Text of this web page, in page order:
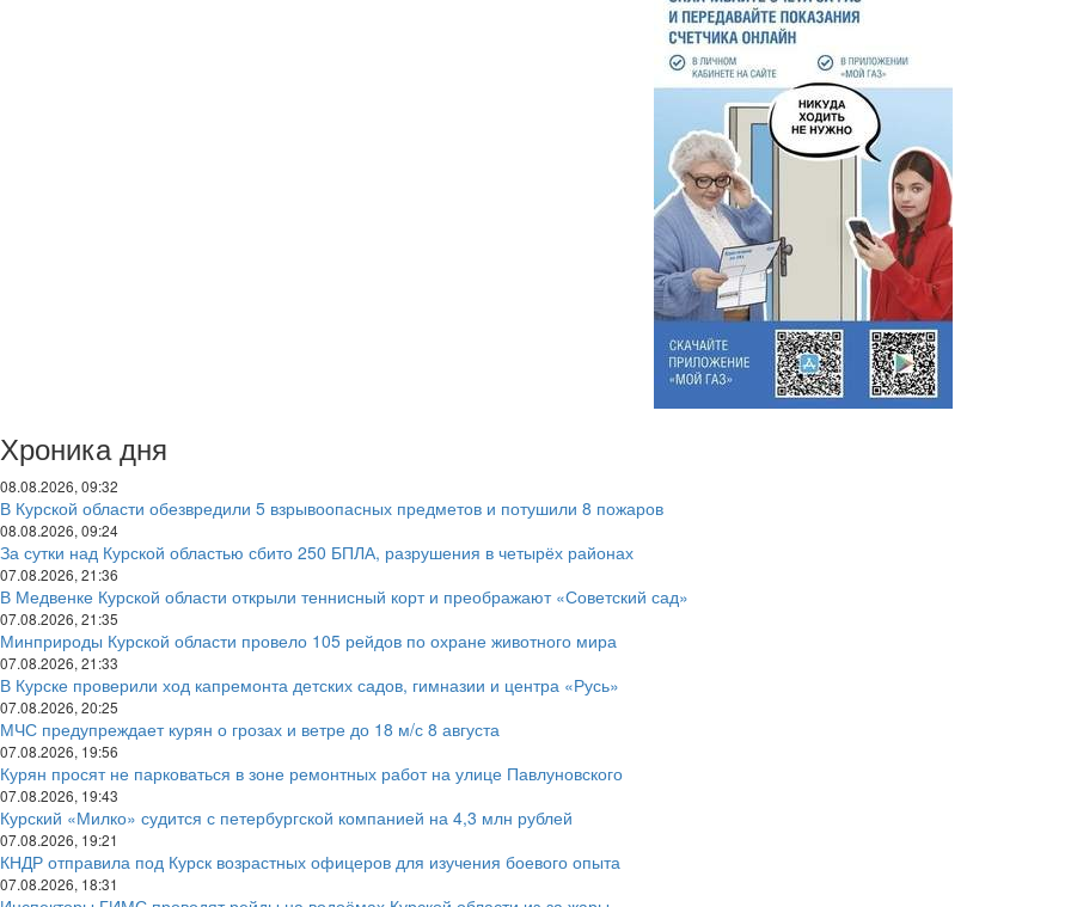
Хроника дня
08.08.2026, 09:32
В Курской области обезвредили 5 взрывоопасных предметов и потушили 8 пожаров
08.08.2026, 09:24
За сутки над Курской областью сбито 250 БПЛА, разрушения в четырёх районах
07.08.2026, 21:36
В Медвенке Курской области открыли теннисный корт и преображают «Советский сад»
07.08.2026, 21:35
Минприроды Курской области провело 105 рейдов по охране животного мира
07.08.2026, 21:33
В Курске проверили ход капремонта детских садов, гимназии и центра «Русь»
07.08.2026, 20:25
МЧС предупреждает курян о грозах и ветре до 18 м/с 8 августа
07.08.2026, 19:56
Курян просят не парковаться в зоне ремонтных работ на улице Павлуновского
07.08.2026, 19:43
Курский «Милко» судится с петербургской компанией на 4,3 млн рублей
07.08.2026, 19:21
КНДР отправила под Курск возрастных офицеров для изучения боевого опыта
07.08.2026, 18:31